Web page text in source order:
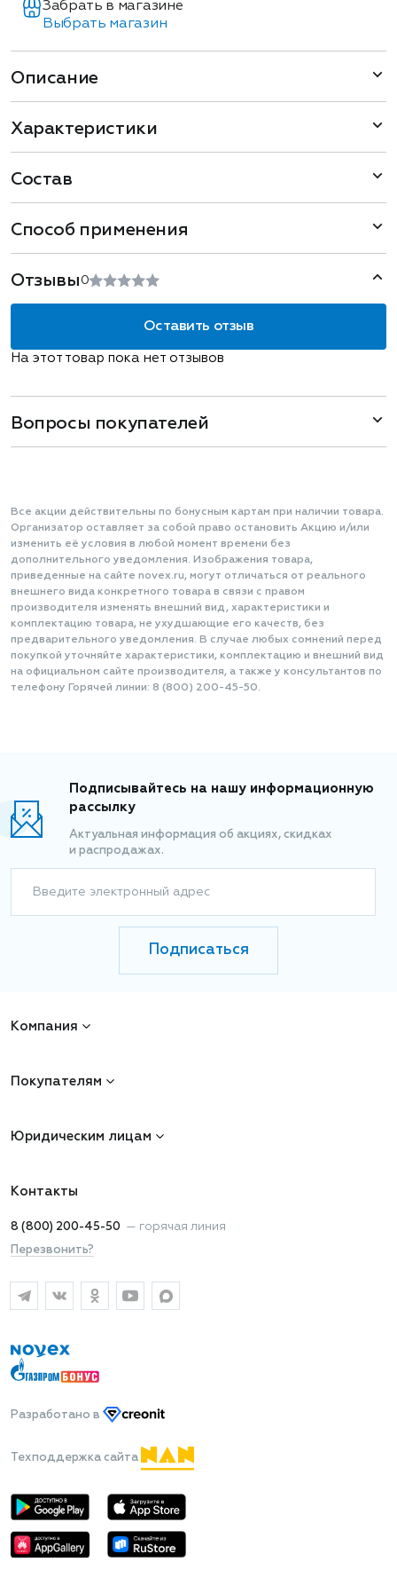
Забрать в магазине
Выбрать магазин
Описание
Характеристики
Состав
Способ применения
Отзывы 0
Оставить отзыв
На этот товар пока нет отзывов
Вопросы покупателей
Все акции действительны по бонусным картам при наличии товара.
Организатор оставляет за собой право остановить Акцию и/или
изменить её условия в любой момент времени без
дополнительного уведомления. Изображения товара,
приведенные на сайте novex.ru, могут отличаться от реального
внешнего вида конкретного товара в связи с правом
производителя изменять внешний вид, характеристики и
комплектацию товара, не ухудшающие его качеств, без
предварительного уведомления. В случае любых сомнений перед
покупкой уточняйте характеристики, комплектацию и внешний вид
на официальном сайте производителя, а также у консультантов по
телефону Горячей линии: 8 (800) 200-45-50.
Подписывайтесь на нашу информационную
рассылку
Актуальная информация об акциях, скидках
и распродажах.
Введите электронный адрес
Подписаться
Компания
Покупателям
Юридическим лицам
Контакты
8 (800) 200-45-50 — горячая линия
Перезвонить?
Разработано в
Техподдержка сайта